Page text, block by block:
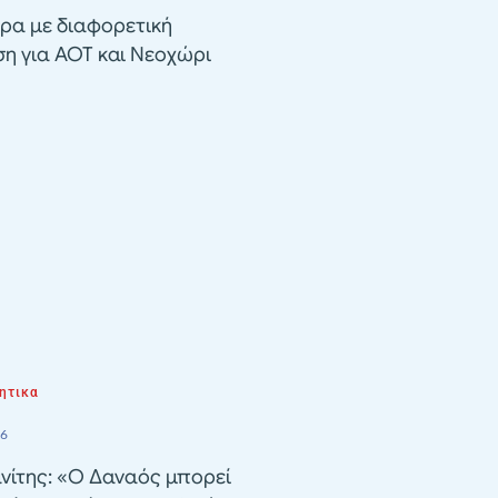
με διαφορετική
για ΑΟΤ και Νεοχώρι
«Ο Δαναός μπορεί